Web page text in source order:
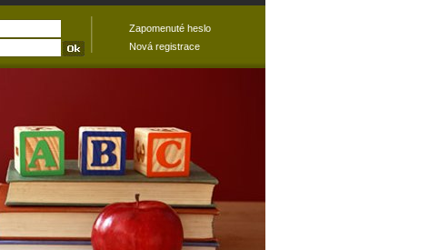
Zapomenuté heslo
Nová registrace